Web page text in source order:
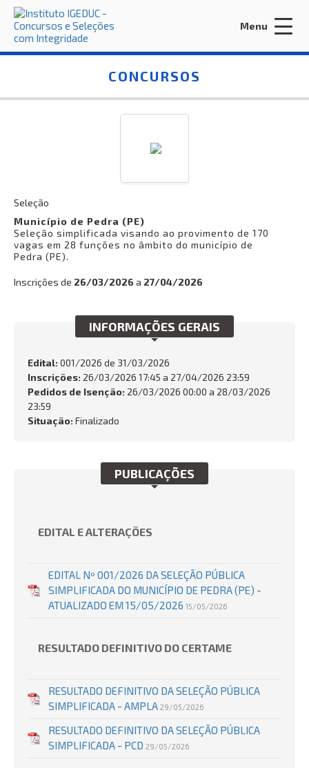
Acessar Área do Candidato:
INÍCIO
Busca:
Menu
CONCURSOS
Seleção
Município de Pedra (PE)
Seleção simplificada visando ao provimento de 170
vagas em 28 funções no âmbito do município de
Pedra (PE).
Inscrições de 26/03/2026 a 27/04/2026
INFORMAÇÕES GERAIS
Edital: 001/2026 de 31/03/2026
Inscrições: 26/03/2026 17:45 a 27/04/2026 23:59
Pedidos de Isenção: 26/03/2026 00:00 a 28/03/2026
23:59
Situação: Finalizado
PUBLICAÇÕES
EDITAL E ALTERAÇÕES
EDITAL Nº 001/2026 DA SELEÇÃO PÚBLICA
SIMPLIFICADA DO MUNICÍPIO DE PEDRA (PE) -
ATUALIZADO EM 15/05/2026 15/05/2026
RESULTADO DEFINITIVO DO CERTAME
RESULTADO DEFINITIVO DA SELEÇÃO PÚBLICA
SIMPLIFICADA - AMPLA 29/05/2026
RESULTADO DEFINITIVO DA SELEÇÃO PÚBLICA
SIMPLIFICADA - PCD 29/05/2026